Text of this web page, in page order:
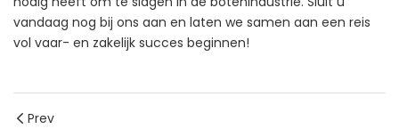
vandaag nog bij ons aan en laten we samen aan een reis
vol vaar- en zakelijk succes beginnen!
Prev